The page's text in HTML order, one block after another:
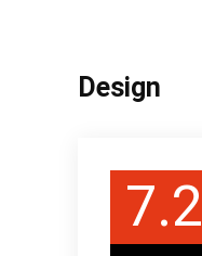
Design
7.2